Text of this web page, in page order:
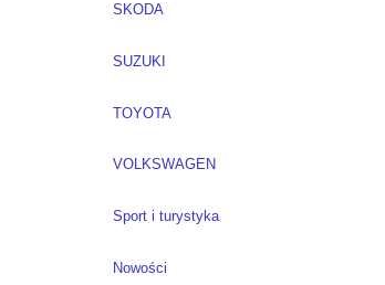
SKODA
SUZUKI
TOYOTA
VOLKSWAGEN
Sport i turystyka
Nowości